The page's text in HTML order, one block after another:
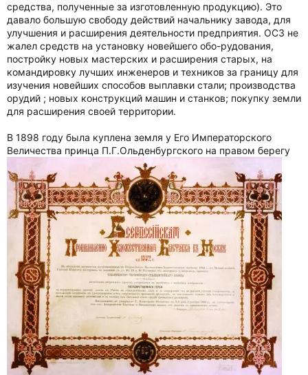
средства, полученные за изготовленную продукцию). Это
давало большую свободу действий начальнику завода, для
улучшения и расширения деятельности предприятия. ОСЗ не
жалел средств на установку новейшего обо-рудования,
постройку новых мастерских и расширения старых, на
командировку лучших инженеров и техников за границу для
изучения новейших способов выплавки стали; производства
орудий ; новых конструкций машин и станков; покупку земли
для расширения своей территории.
В 1898 году была куплена земля у Его Императорского
Величества принца П.Г.Ольденбургского на правом берегу